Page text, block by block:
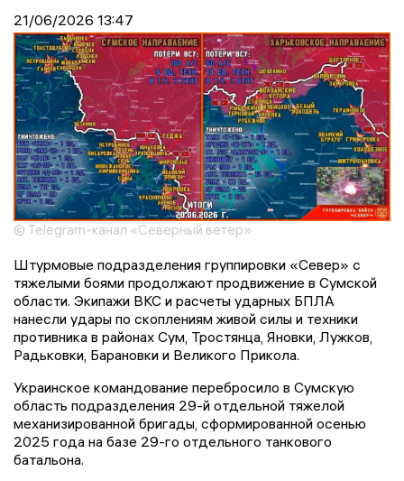
21/06/2026 13:47
© Telegram-канал «Северный ветер»
Штурмовые подразделения группировки «Север» с
тяжелыми боями продолжают продвижение в Сумской
области. Экипажи ВКС и расчеты ударных БПЛА
нанесли удары по скоплениям живой силы и техники
противника в районах Сум, Тростянца, Яновки, Лужков,
Радьковки, Барановки и Великого Прикола.
Украинское командование перебросило в Сумскую
область подразделения 29-й отдельной тяжелой
механизированной бригады, сформированной осенью
2025 года на базе 29-го отдельного танкового
батальона.